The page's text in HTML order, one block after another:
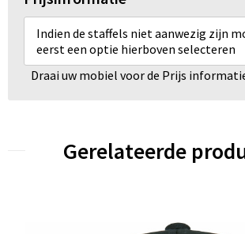
Indien de staffels niet aanwezig zijn
eerst een optie hierboven selecteren
Draai uw mobiel voor de Prijs
Gerelateerde